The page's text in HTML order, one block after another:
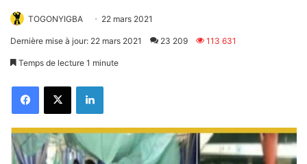
TOGONYIGBA 22 mars 2021
Dernière mise à jour: 22 mars 2021 23 209 113 631
Temps de lecture 1 minute
FacebookX Linkedin